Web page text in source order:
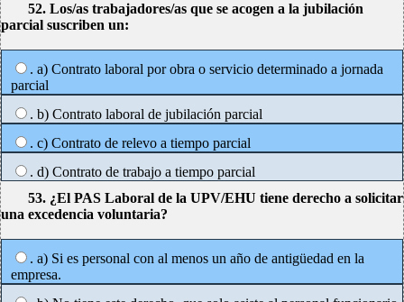
52. Los/as trabajadores/as que se acogen a la jubilación
parcial suscriben un:
. a) Contrato laboral por obra o servicio determinado a jornada
parcial
. b) Contrato laboral de jubilación parcial
. c) Contrato de relevo a tiempo parcial
. d) Contrato de trabajo a tiempo parcial
53. ¿El PAS Laboral de la UPV/EHU tiene derecho a solicitar
una excedencia voluntaria?
. a) Si es personal con al menos un año de antigüedad en la
empresa.